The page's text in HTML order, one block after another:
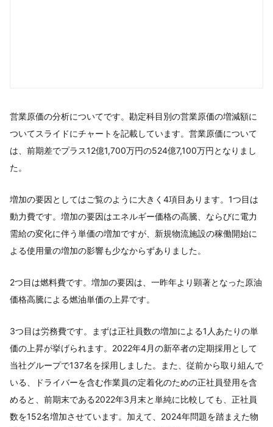
営業原価の分析についてです。勘定科目別の営業原価の増減額に
ついてスライドにチャートを記載しています。営業原価について
は、前期差でプラス12億1,700万円の524億7,100万円となりまし
た。
増加の要因としてはご覧のように大きく4項目あります。1つ目は
動力費です。増加の要因はエネルギー価格の高騰、ならびに電力
需給の変化に伴う単価の増加ですが、新規物流施設の稼働開始に
よる使用量の増加の影響も少なからずありました。
2つ目は燃料費です。増加の要因は、一昨年より顕著となった原油
価格高騰による燃油単価の上昇です。
3つ目は労務費です。まずは正社員数の増加による1人あたりの単
価の上昇が挙げられます。2022年4月の新卒者の定期採用として
当社グループで137名を採用しました。また、従前から取り組んで
いる、ドライバーを含む作業員の定着化のための正社員登用を含
めると、前期末である2022年3月末と単純に比較しても、正社員
数を152名増加させています。加えて、2024年問題を踏まえた物